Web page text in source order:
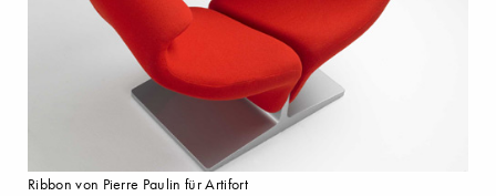
Ribbon von Pierre Paulin für Artifort